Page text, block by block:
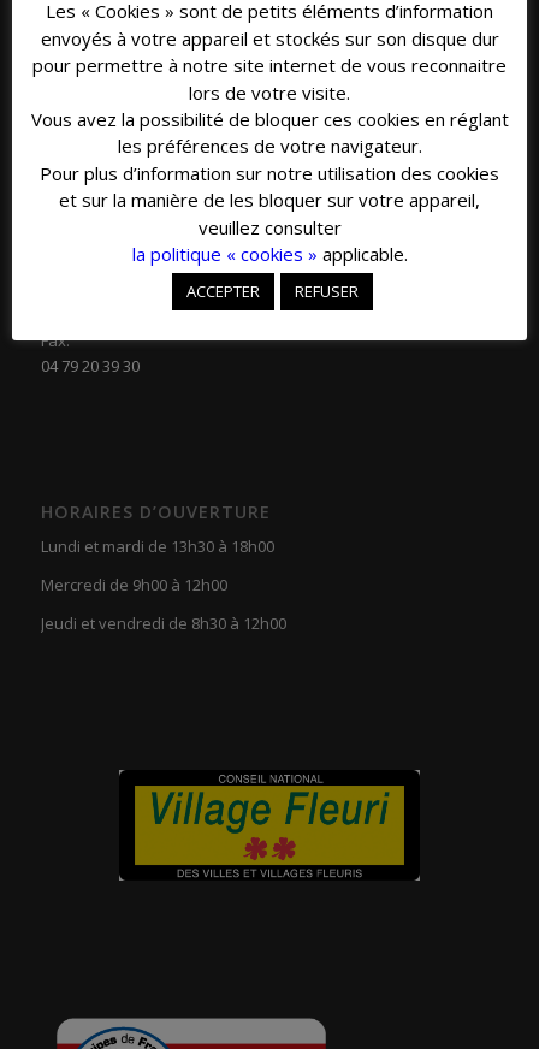
154 rue de l'Eglise
73500 Avrieux
Email.
secretariat@avrieux.com
Fax.
04 79 20 39 30
HORAIRES D’OUVERTURE
Lundi et mardi de 13h30 à 18h00
Mercredi de 9h00 à 12h00
Jeudi et vendredi de 8h30 à 12h00
Les « Cookies » sont de petits éléments d’information
envoyés à votre appareil et stockés sur son disque dur
pour permettre à notre site internet de vous reconnaitre
lors de votre visite.
Vous avez la possibilité de bloquer ces cookies en réglant
les préférences de votre navigateur.
Pour plus d’information sur notre utilisation des cookies
et sur la manière de les bloquer sur votre appareil,
veuillez consulter
la politique « cookies » applicable.
ACCEPTER REFUSER